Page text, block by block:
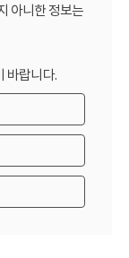
아니한 정보는
바랍니다.